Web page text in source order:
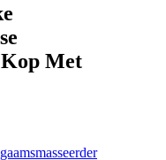
Kop Met